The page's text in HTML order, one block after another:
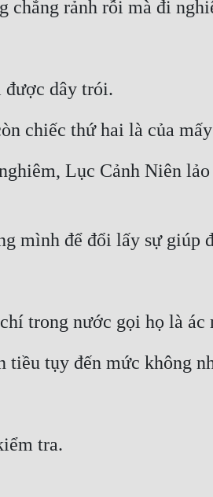
chẳng rảnh rỗi mà đi
được dây trói.
chiếc thứ hai là của
Lục Cảnh Niên
mình để đổi lấy sự giúp
trong nước gọi họ là ác
tụy đến mức không
tra.